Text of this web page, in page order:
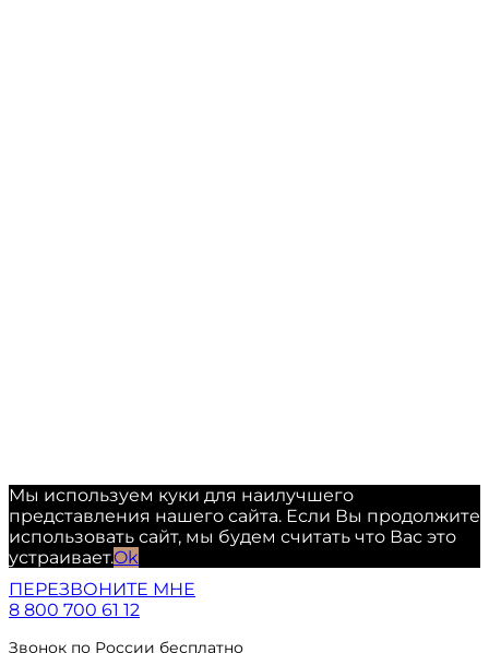
Мы используем куки для наилучшего
представления нашего сайта. Если Вы продолжите
использовать сайт, мы будем считать что Вас это
устраивает.Ok
ПЕРЕЗВОНИТЕ МНЕ
8 800 700 61 12
Звонок по России бесплатно